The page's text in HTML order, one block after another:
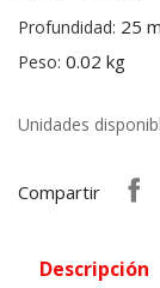
Profundidad: 25
Peso: 0.02 kg
Unidades
Compartir
Descripción